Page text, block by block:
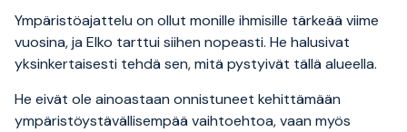
Ympäristöajattelu on ollut monille ihmisille tärkeää viime
vuosina, ja Elko tarttui siihen nopeasti. He halusivat
yksinkertaisesti tehdä sen, mitä pystyivät tällä alueella.
He eivät ole ainoastaan onnistuneet kehittämään
ympäristöystävällisempää vaihtoehtoa, vaan myös